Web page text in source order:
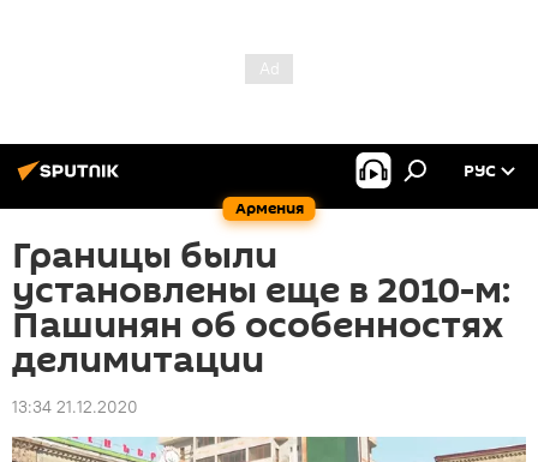
Армения
РУС
Границы были
установлены еще в 2010-м:
Пашинян об особенностях
делимитации
13:34 21.12.2020